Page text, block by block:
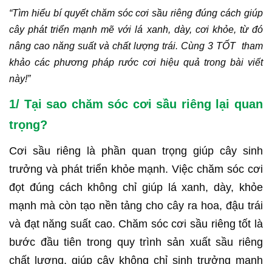
“Tìm hiểu bí quyết chăm sóc cơi sầu riêng đúng cách giúp
cây phát triển mạnh mẽ với lá xanh, dày, cơi khỏe, từ đó
nâng cao năng suất và chất lượng trái. Cùng 3 TỐT tham
khảo các phương pháp rước cơi hiệu quả trong bài viết
này!”
1/ Tại sao chăm sóc cơi sầu riêng lại quan
trọng?
Cơi sầu riêng là phần quan trọng giúp cây sinh
trưởng và phát triển khỏe mạnh. Việc chăm sóc cơi
đọt đúng cách không chỉ giúp lá xanh, dày, khỏe
mạnh mà còn tạo nền tảng cho cây ra hoa, đậu trái
và đạt năng suất cao. Chăm sóc cơi sầu riêng tốt là
bước đầu tiên trong quy trình sản xuất sầu riêng
chất lượng, giúp cây không chỉ sinh trưởng mạnh